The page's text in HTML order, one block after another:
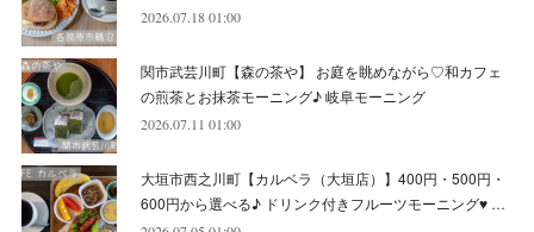
(7)
(10)
(6)
(6)
(8)
(8)
(9)
(9)
(7)
(11)
(13)
(8)
(6)
(12)
2026.07.18 01:00
関市武芸川町【森の茶や】 お庭を眺めながら♡和カフェ
の煎茶とお抹茶モーニング♪ 岐阜モーニング
2026.07.11 01:00
大垣市西之川町【カルベラ（大垣店）】400円・500円・
600円から選べる♪ ドリンク付きフルーツモーニング♥ …